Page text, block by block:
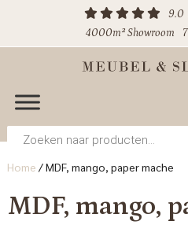
9.0
4000m² Showroom
Producten
zoeken
Home /MDF, mango, paper mache
MDF, mango,